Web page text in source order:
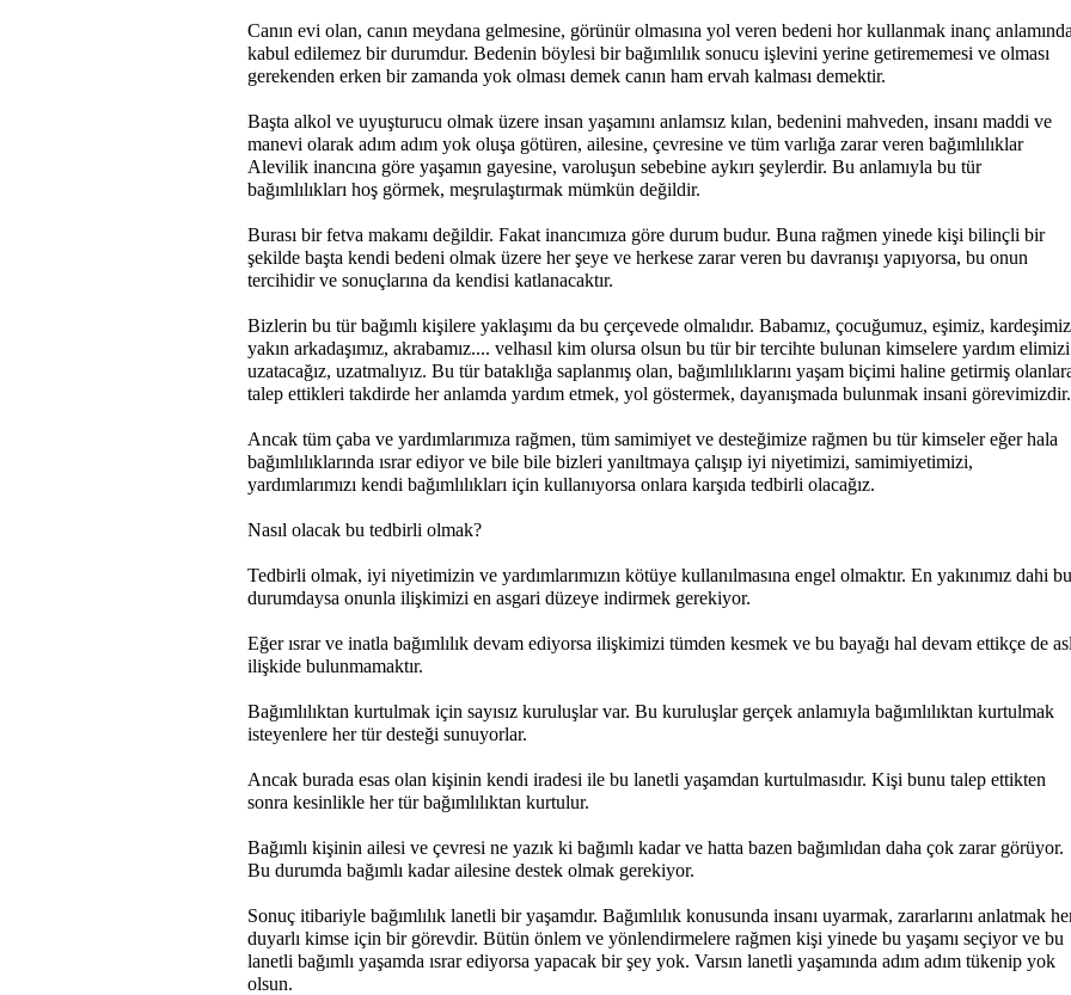
Canın evi olan, canın meydana gelmesine, görünür olmasına yol veren bedeni hor kullanmak inanç anlamında
kabul edilemez bir durumdur. Bedenin böylesi bir bağımlılık sonucu işlevini yerine getirememesi ve olması
gerekenden erken bir zamanda yok olması demek canın ham ervah kalması demektir.
Başta alkol ve uyuşturucu olmak üzere insan yaşamını anlamsız kılan, bedenini mahveden, insanı maddi ve
manevi olarak adım adım yok oluşa götüren, ailesine, çevresine ve tüm varlığa zarar veren bağımlılıklar
Alevilik inancına göre yaşamın gayesine, varoluşun sebebine aykırı şeylerdir. Bu anlamıyla bu tür
bağımlılıkları hoş görmek, meşrulaştırmak mümkün değildir.
Burası bir fetva makamı değildir. Fakat inancımıza göre durum budur. Buna rağmen yinede kişi bilinçli bir
şekilde başta kendi bedeni olmak üzere her şeye ve herkese zarar veren bu davranışı yapıyorsa, bu onun
tercihidir ve sonuçlarına da kendisi katlanacaktır.
Bizlerin bu tür bağımlı kişilere yaklaşımı da bu çerçevede olmalıdır. Babamız, çocuğumuz, eşimiz,
yakın arkadaşımız, akrabamız.... velhasıl kim olursa olsun bu tür bir tercihte bulunan kimselere yardım elimizi
uzatacağız, uzatmalıyız. Bu tür bataklığa saplanmış olan, bağımlılıklarını yaşam biçimi haline getirmiş
talep ettikleri takdirde her anlamda yardım etmek, yol göstermek, dayanışmada bulunmak insani görevimizdir.
Ancak tüm çaba ve yardımlarımıza rağmen, tüm samimiyet ve desteğimize rağmen bu tür kimseler eğer hala
bağımlılıklarında ısrar ediyor ve bile bile bizleri yanıltmaya çalışıp iyi niyetimizi, samimiyetimizi,
yardımlarımızı kendi bağımlılıkları için kullanıyorsa onlara karşıda tedbirli olacağız.
Nasıl olacak bu tedbirli olmak?
Tedbirli olmak, iyi niyetimizin ve yardımlarımızın kötüye kullanılmasına engel olmaktır. En yakınımız dahi bu
durumdaysa onunla ilişkimizi en asgari düzeye indirmek gerekiyor.
Eğer ısrar ve inatla bağımlılık devam ediyorsa ilişkimizi tümden kesmek ve bu bayağı hal devam ettikçe de
ilişkide bulunmamaktır.
Bağımlılıktan kurtulmak için sayısız kuruluşlar var. Bu kuruluşlar gerçek anlamıyla bağımlılıktan kurtulmak
isteyenlere her tür desteği sunuyorlar.
Ancak burada esas olan kişinin kendi iradesi ile bu lanetli yaşamdan kurtulmasıdır. Kişi bunu talep ettikten
sonra kesinlikle her tür bağımlılıktan kurtulur.
Bağımlı kişinin ailesi ve çevresi ne yazık ki bağımlı kadar ve hatta bazen bağımlıdan daha çok zarar görüyor.
Bu durumda bağımlı kadar ailesine destek olmak gerekiyor.
Sonuç itibariyle bağımlılık lanetli bir yaşamdır. Bağımlılık konusunda insanı uyarmak, zararlarını anlatmak
duyarlı kimse için bir görevdir. Bütün önlem ve yönlendirmelere rağmen kişi yinede bu yaşamı seçiyor ve bu
lanetli bağımlı yaşamda ısrar ediyorsa yapacak bir şey yok. Varsın lanetli yaşamında adım adım tükenip yok
olsun.